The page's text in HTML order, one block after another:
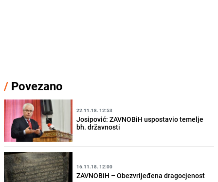
/ Povezano
22.11.18. 12:53
Josipović: ZAVNOBiH uspostavio temelje
bh. državnosti
16.11.18. 12:00
ZAVNOBiH – Obezvrijeđena dragocjenost